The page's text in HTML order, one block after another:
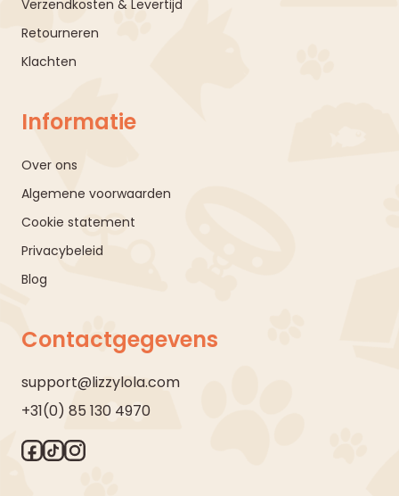
Verzendkosten & Levertijd
Retourneren
Klachten
Informatie
Over ons
Algemene voorwaarden
Cookie statement
Privacybeleid
Blog
Contactgegevens
support@lizzylola.com
+31(0) 85 130 4970